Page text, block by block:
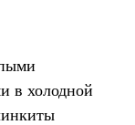
в холодной